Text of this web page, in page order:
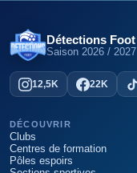
Détections Foot
Saison 2026 / 2027
12,5K 22K
DÉCOUVRIR
Clubs
Centres de formation
Pôles espoirs